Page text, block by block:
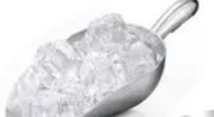
Projektowanie wnętrzInspiracjeBudowa i
dotyczące projektówTrendy
Projekty na Dom